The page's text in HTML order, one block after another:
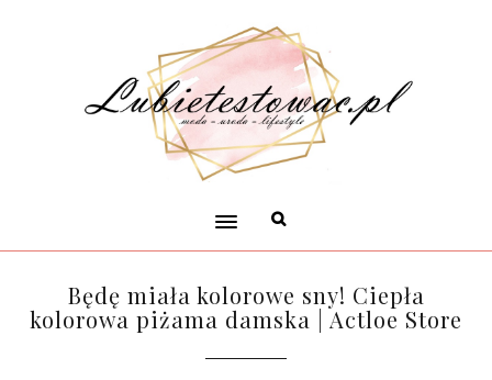
Będę miała kolorowe sny! Ciepła
kolorowa piżama damska | Actloe Store